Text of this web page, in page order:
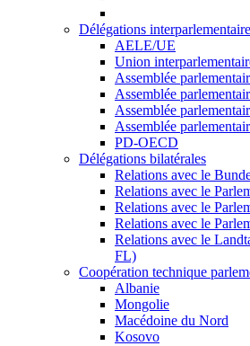
Délégations
AELE/UE
Union
Assemblée
Assemblée
Assemblée
Assemblée
PD-OECD
Délégations bilatérales
Relations avec le
Relations avec le
Relations avec le
Relations avec le
Relations avec le
FL)
Coopération technique
Albanie
Mongolie
Macédoine du Nord
Kosovo